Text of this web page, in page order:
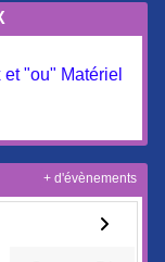
et "ou" Matériel
+ d'évènements